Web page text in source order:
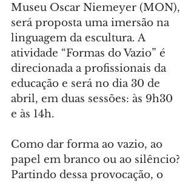
Museu Oscar Niemeyer (MON),
será proposta uma imersão na
linguagem da escultura. A
atividade “Formas do Vazio” é
direcionada a profissionais da
educação e será no dia 30 de
abril, em duas sessões: às 9h30
e às 14h.
Como dar forma ao vazio, ao
papel em branco ou ao silêncio?
Partindo dessa provocação, o